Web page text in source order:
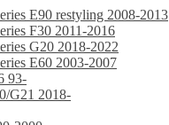
E90 restyling 2008-2013
F30 2011-2016
G20 2018-2022
E60 2003-2007
93-
G21 2018-